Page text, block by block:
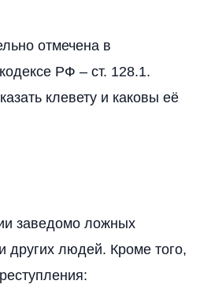
отмечена в
РФ – ст. 128.1.
клевету и каковы её
заведомо ложных
других людей. Кроме того,